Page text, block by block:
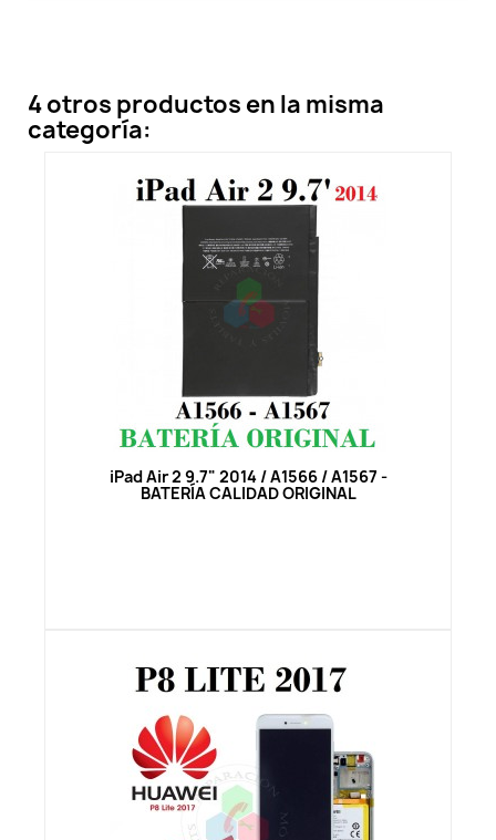
4 otros productos en la misma
categoría:
Vista rápida
iPad Air 2 9.7" 2014 / A1566 / A1567 -
BATERÍA CALIDAD ORIGINAL